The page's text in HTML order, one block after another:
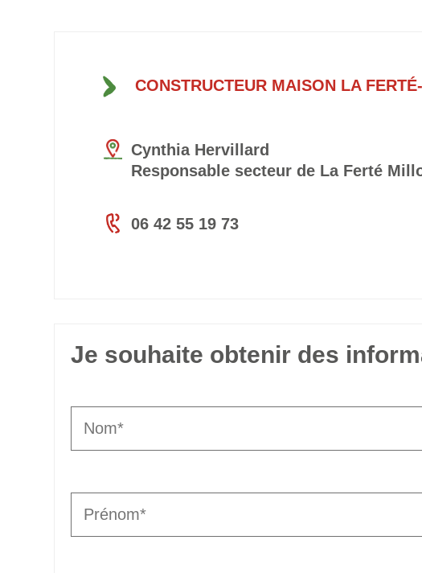
CONSTRUCTEUR MAISON LA
Cynthia Hervillard
Responsable secteur de La Ferté
06 42 55 19 73
Je souhaite obtenir des